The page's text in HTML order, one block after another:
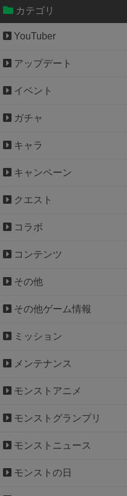
Powered by livedoor 相互RSS
カテゴリ
YouTuber
アップデート
イベント
ガチャ
キャラ
キャンペーン
クエスト
コラボ
コンテンツ
その他
その他ゲーム情報
ミッション
メンテナンス
モンストアニメ
モンストグランプリ
モンストニュース
モンストの日